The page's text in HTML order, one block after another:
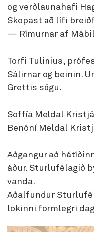
og verðlaunahafi
Skopast að lífi
— Rímurnar af
Torfi Tulinius,
Sálirnar og beinin.
Grettis sögu.
Soffía Meldal
Benóní Meldal
Aðgangur að
áður. Sturlufélagið
vanda.
Aðalfundur
lokinni formlegri